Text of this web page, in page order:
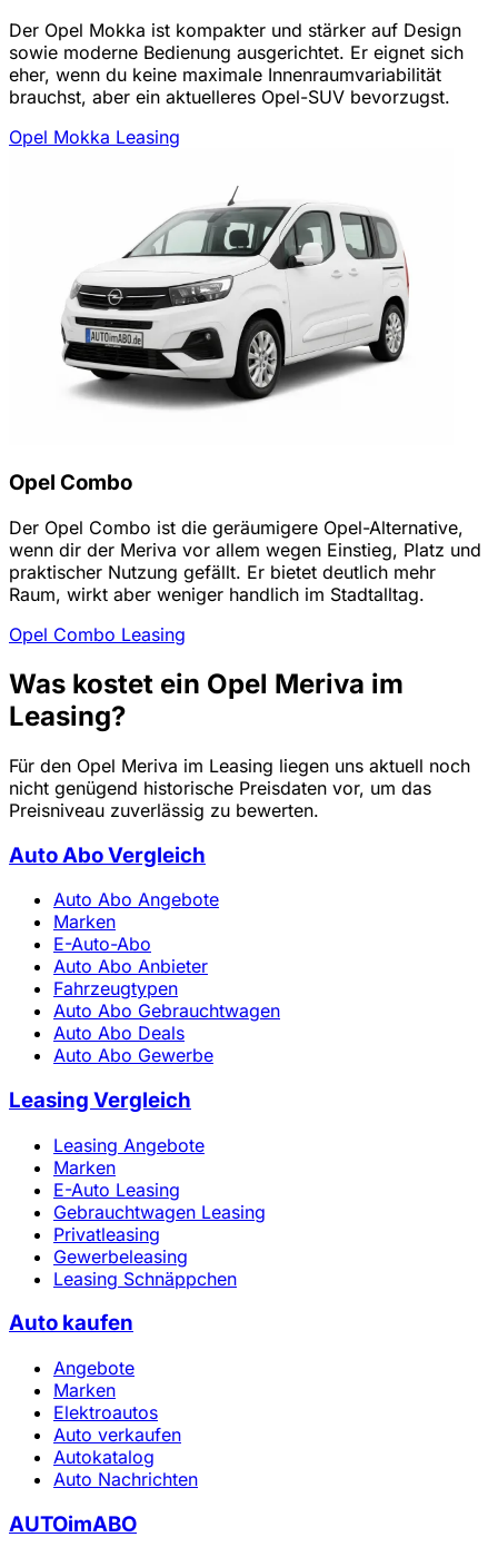
Der Opel Mokka ist kompakter und stärker auf Design
sowie moderne Bedienung ausgerichtet. Er eignet sich
eher, wenn du keine maximale Innenraumvariabilität
brauchst, aber ein aktuelleres Opel-SUV bevorzugst.
Opel Mokka Leasing
Opel Combo
Der Opel Combo ist die geräumigere Opel-Alternative,
wenn dir der Meriva vor allem wegen Einstieg, Platz und
praktischer Nutzung gefällt. Er bietet deutlich mehr
Raum, wirkt aber weniger handlich im Stadtalltag.
Opel Combo Leasing
Was kostet ein Opel Meriva im
Leasing?
Für den Opel Meriva im Leasing liegen uns aktuell noch
nicht genügend historische Preisdaten vor, um das
Preisniveau zuverlässig zu bewerten.
Auto Abo Vergleich
Auto Abo Angebote
Marken
E-Auto-Abo
Auto Abo Anbieter
Fahrzeugtypen
Auto Abo Gebrauchtwagen
Auto Abo Deals
Auto Abo Gewerbe
Leasing Vergleich
Leasing Angebote
Marken
E-Auto Leasing
Gebrauchtwagen Leasing
Privatleasing
Gewerbeleasing
Leasing Schnäppchen
Auto kaufen
Angebote
Marken
Elektroautos
Auto verkaufen
Autokatalog
Auto Nachrichten
AUTOimABO